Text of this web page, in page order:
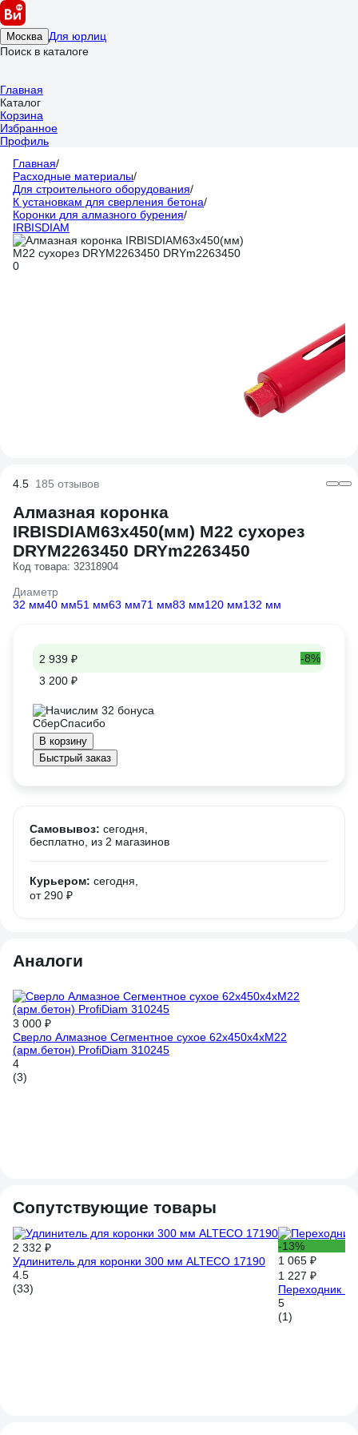
Москва Для юрлиц
Поиск в каталоге
Главная
Каталог
Корзина
Избранное
Профиль
Главная/
Расходные материалы/
Для строительного оборудования/
К установкам для сверления бетона/
Коронки для алмазного бурения/
IRBISDIAM
4.5 185 отзывов
Алмазная коронка
IRBISDIAM63x450(мм) М22 сухорез
DRYМ2263450 DRYm2263450
Код товара: 32318904
Диаметр
32 мм40 мм51 мм63 мм71 мм83 мм120 мм132 мм
2 939 ₽
-8%
3 200 ₽
Начислим 32 бонуса
В корзину
Быстрый заказ
Самовывоз: сегодня,
бесплатно , из 2 магазинов
Курьером: сегодня,
от 290 ₽
Аналоги
3 000 ₽
Сверло Алмазное Сегментное сухое 62x450x4хM22
(арм.бетон) ProfiDiam 310245
4
(3)
Сопутствующие товары
2 332 ₽
Удлинитель для коронки 300 мм ALTECO 17190
4.5
(33)
-13%
1 065 ₽
1 227 ₽
Переходник
5
(1)